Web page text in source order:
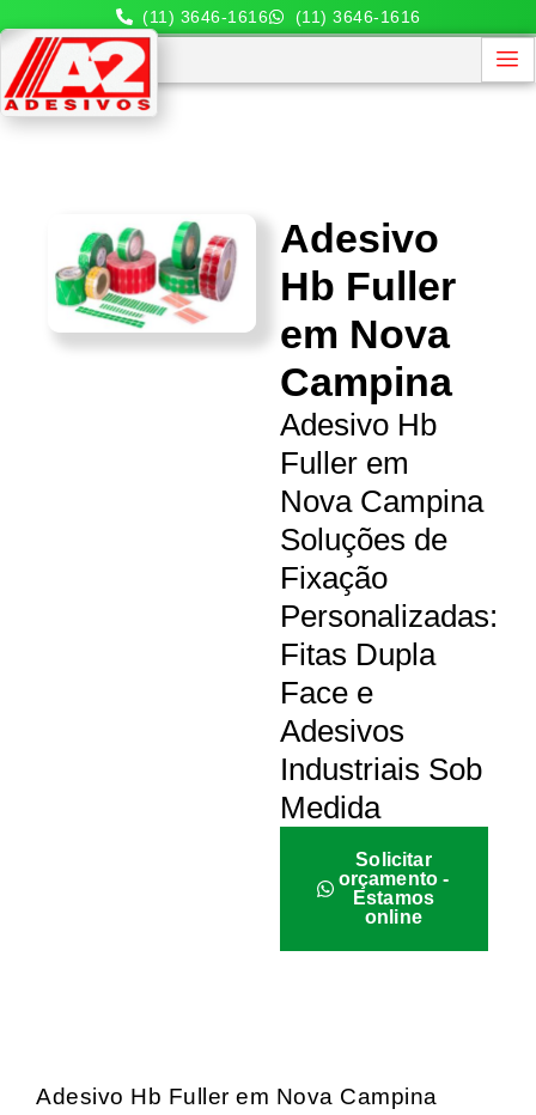
(11) 3646-1616 (11) 3646-1616
Adesivo
Hb Fuller
em Nova
Campina
Adesivo Hb
Fuller em
Nova Campina
Soluções de
Fixação
Personalizadas:
Fitas Dupla
Face e
Adesivos
Industriais Sob
Medida
Solicitar
orçamento -
Estamos
online
Adesivo Hb Fuller em Nova Campina